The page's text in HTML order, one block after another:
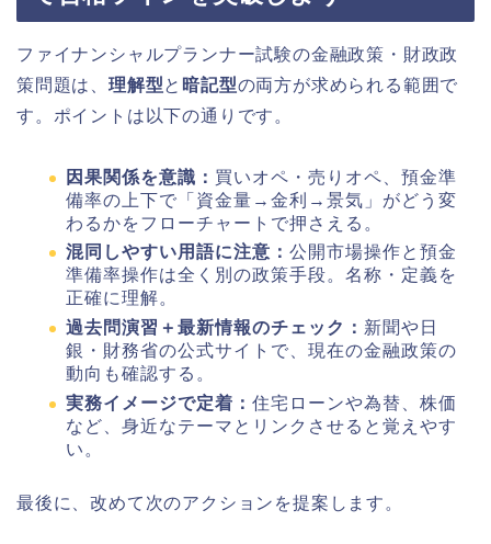
ファイナンシャルプランナー試験の金融政策・財政政
策問題は、 理解型と 暗記型の両方が求められる範囲で
す。ポイントは以下の通りです。
因果関係を意識： 買いオペ・売りオペ、預金準
備率の上下で「資金量→金利→景気」がどう変
わるかをフローチャートで押さえる。
混同しやすい用語に注意： 公開市場操作と預金
準備率操作は全く別の政策手段。名称・定義を
正確に理解。
過去問演習＋最新情報のチェック： 新聞や日
銀・財務省の公式サイトで、現在の金融政策の
動向も確認する。
実務イメージで定着： 住宅ローンや為替、株価
など、身近なテーマとリンクさせると覚えやす
い。
最後に、改めて次のアクションを提案します。